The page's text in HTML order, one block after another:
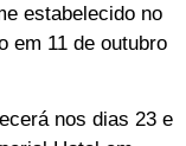
estabelecido no
em 11 de outubro
nos dias 23 e